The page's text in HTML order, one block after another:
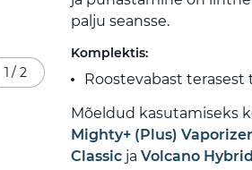
palju seansse.
Komplektis:
Roostevabast terasest
Mõeldud kasutamiseks
Mighty+ (Plus) Vaporizer
Classic ja Volcano Hybrid
1 / 2